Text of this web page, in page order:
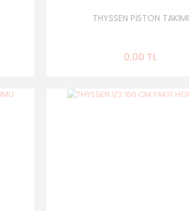
THYSSEN PİSTON TAKIMI
0,00 TL